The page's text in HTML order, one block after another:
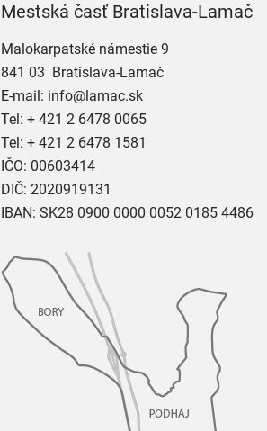
Mestská časť Bratislava-Lamač
Malokarpatské námestie 9
841 03 Bratislava-Lamač
E-mail: info@lamac.sk
Tel:+ 421 2 6478 0065
Tel:+ 421 2 6478 1581
IČO: 00603414
DIČ: 2020919131
IBAN: SK28 0900 0000 0052 0185 4486